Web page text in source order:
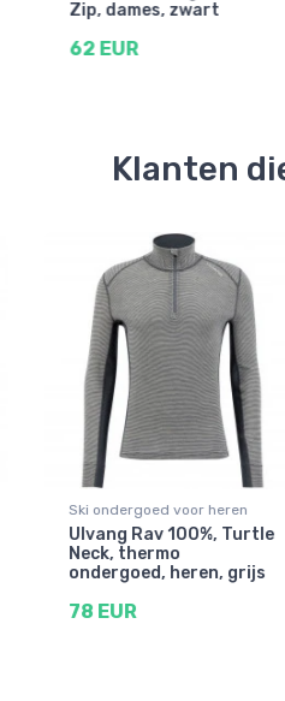
Zip, dames, zwart
62 EUR
Klanten
Ski ondergoed voor heren
Ulvang Rav 100%, Turtle
Neck, thermo
ondergoed, heren, grijs
78 EUR